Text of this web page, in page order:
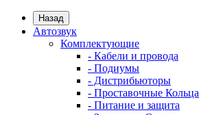
Назад
Автозвук
Комплектующие
- Кабели и провода
- Подиумы
- Дистрибьюторы
- Проставочные Кольца
- Питание и защита